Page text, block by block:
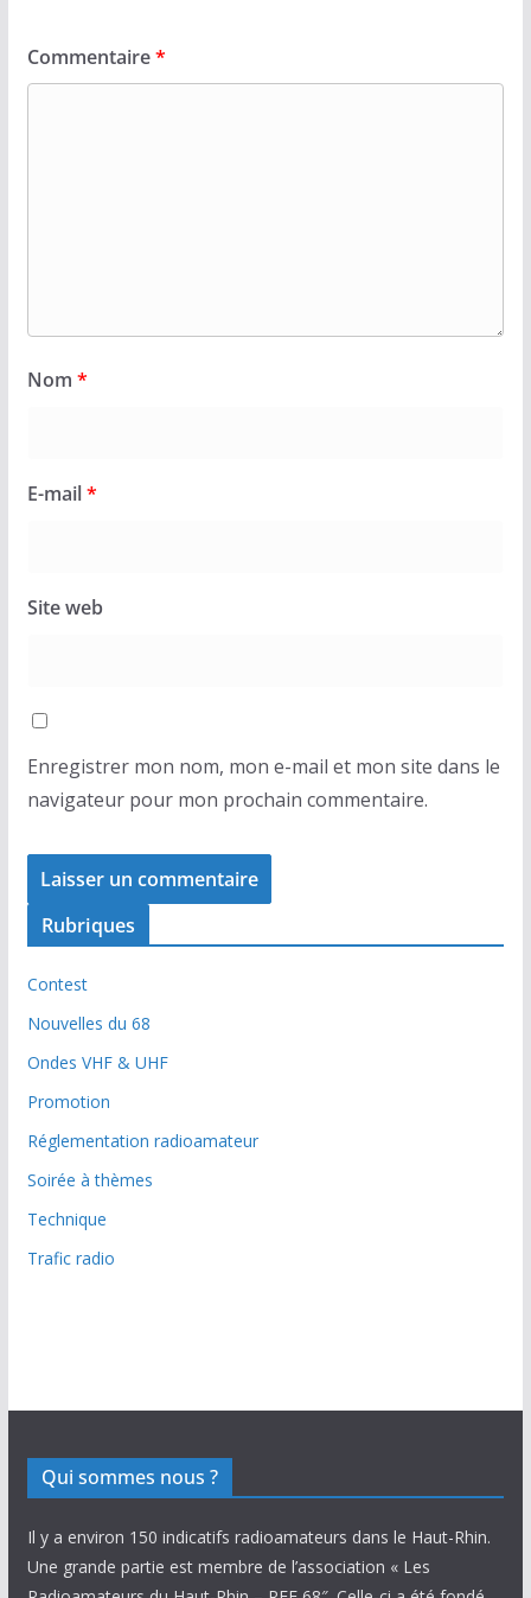
Commentaire*
Nom *
E-mail*
Site web
Enregistrer mon nom, mon e-mail et mon site dans le
navigateur pour mon prochain commentaire.
Rubriques
Contest
Nouvelles du 68
Ondes VHF & UHF
Promotion
Réglementation radioamateur
Soirée à thèmes
Technique
Trafic radio
Qui sommes nous ?
Il y a environ 150 indicatifs radioamateurs dans le Haut-Rhin.
Une grande partie est membre de l’association « Les